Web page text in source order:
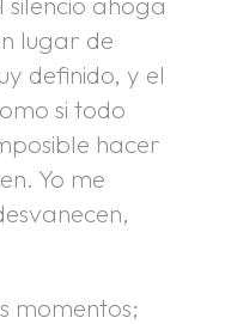
lugar de
definido, y el
si todo
hacer
Yo me
momentos;